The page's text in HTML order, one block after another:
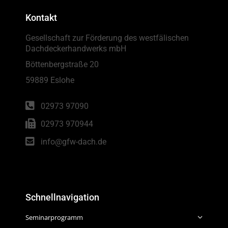
Kontakt
Gesellschaft zur Förderung des westfälischen
Dachdeckerhandwerks mbH
Böttenbergstraße 20
59889 Eslohe
02973 97090
02973 970944
info@gfw-dach.de
Schnellnavigation
Seminarprogramm